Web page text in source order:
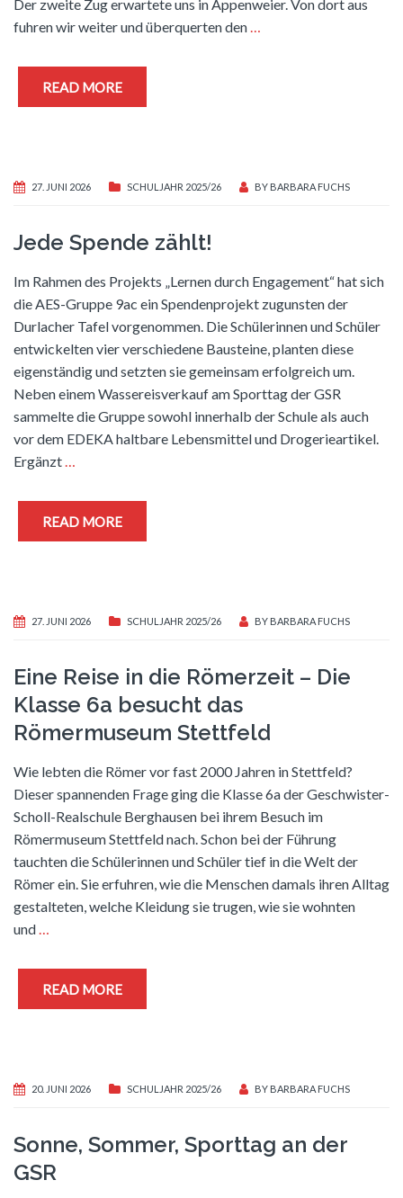
Der zweite Zug erwartete uns in Appenweier. Von dort aus
fuhren wir weiter und überquerten den…
READ MORE
27. JUNI 2026 SCHULJAHR 2025/26 BY BARBARA FUCHS
Jede Spende zählt!
Im Rahmen des Projekts „Lernen durch Engagement“ hat sich
die AES-Gruppe 9ac ein Spendenprojekt zugunsten der
Durlacher Tafel vorgenommen. Die Schülerinnen und Schüler
entwickelten vier verschiedene Bausteine, planten diese
eigenständig und setzten sie gemeinsam erfolgreich um.
Neben einem Wassereisverkauf am Sporttag der GSR
sammelte die Gruppe sowohl innerhalb der Schule als auch
vor dem EDEKA haltbare Lebensmittel und Drogerieartikel.
Ergänzt…
READ MORE
27. JUNI 2026 SCHULJAHR 2025/26 BY BARBARA FUCHS
Eine Reise in die Römerzeit – Die
Klasse 6a besucht das
Römermuseum Stettfeld
Wie lebten die Römer vor fast 2000 Jahren in Stettfeld?
Dieser spannenden Frage ging die Klasse 6a der Geschwister-
Scholl-Realschule Berghausen bei ihrem Besuch im
Römermuseum Stettfeld nach. Schon bei der Führung
tauchten die Schülerinnen und Schüler tief in die Welt der
Römer ein. Sie erfuhren, wie die Menschen damals ihren Alltag
gestalteten, welche Kleidung sie trugen, wie sie wohnten
und…
READ MORE
20. JUNI 2026 SCHULJAHR 2025/26 BY BARBARA FUCHS
Sonne, Sommer, Sporttag an der
GSR